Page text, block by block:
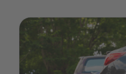
mehr „Was ist wirklich